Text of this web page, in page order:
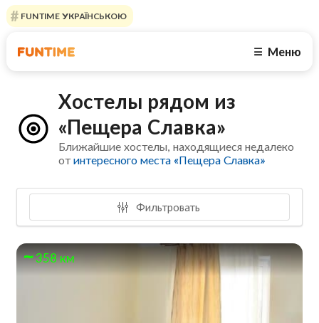
FUNTIME УКРАЇНСЬКОЮ
☰ Меню
Хостелы рядом из
«Пещера Славка»
Ближайшие хостелы, находящиеся недалеко
отинтересного места «Пещера Славка»
Фильтровать
358 км